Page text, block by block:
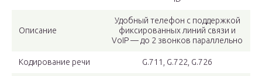
Описание
Удобный телефон с поддержкой
фиксированных линий связи и
VoIP — до 2 звонков параллельно
Кодирование речи G.711, G.722, G.726